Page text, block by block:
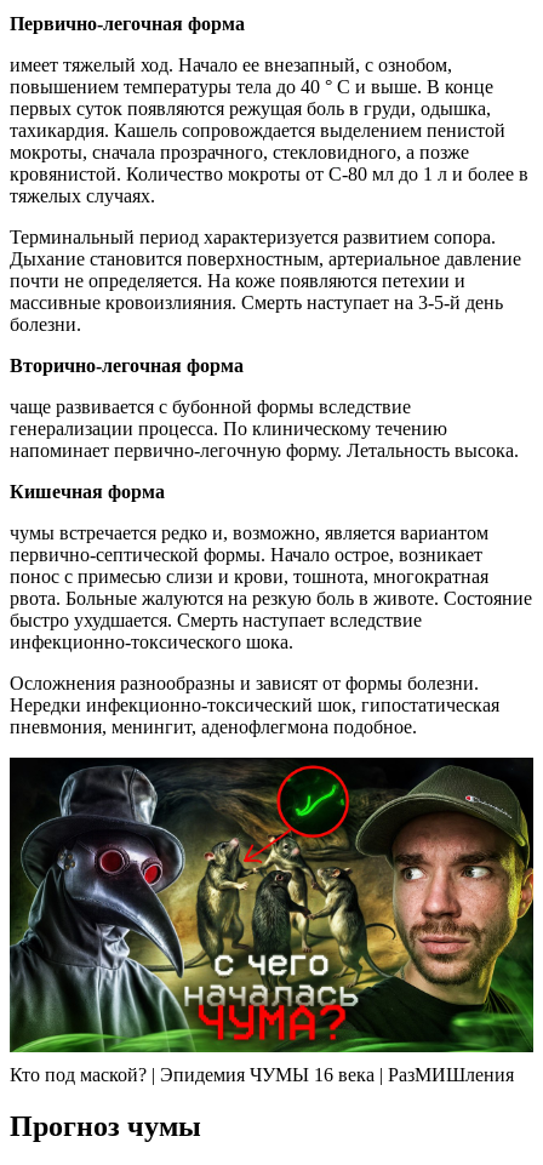
Первично-легочная форма
имеет тяжелый ход. Начало ее внезапный, с ознобом,
повышением температуры тела до 40 ° С и выше. В конце
первых суток появляются режущая боль в груди, одышка,
тахикардия. Кашель сопровождается выделением пенистой
мокроты, сначала прозрачного, стекловидного, а позже
кровянистой. Количество мокроты от С-80 мл до 1 л и более в
тяжелых случаях.
Терминальный период характеризуется развитием сопора.
Дыхание становится поверхностным, артериальное давление
почти не определяется. На коже появляются петехии и
массивные кровоизлияния. Смерть наступает на 3-5-й день
болезни.
Вторично-легочная форма
чаще развивается с бубонной формы вследствие
генерализации процесса. По клиническому течению
напоминает первично-легочную форму. Летальность высока.
Кишечная форма
чумы встречается редко и, возможно, является вариантом
первично-септической формы. Начало острое, возникает
понос с примесью слизи и крови, тошнота, многократная
рвота. Больные жалуются на резкую боль в животе. Состояние
быстро ухудшается. Смерть наступает вследствие
инфекционно-токсического шока.
Осложнения разнообразны и зависят от формы болезни.
Нередки инфекционно-токсический шок, гипостатическая
пневмония, менингит, аденофлегмона подобное.
Кто под маской? | Эпидемия ЧУМЫ 16 века | РазМИШления
Прогноз чумы